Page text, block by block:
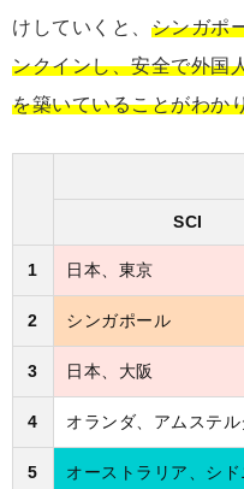
けしていくと、 シンガポ
ンクインし、安全で外国
を築いていることがわか
SCI
1 日本、東京
2 シンガポール
3 日本、大阪
4 オランダ、アムステル
5 オーストラリア、シド